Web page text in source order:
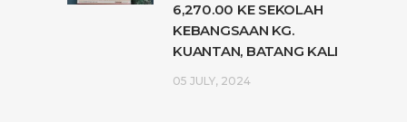
6,270.00 KE SEKOLAH
KEBANGSAAN KG.
KUANTAN, BATANG KALI
05 JULY, 2024